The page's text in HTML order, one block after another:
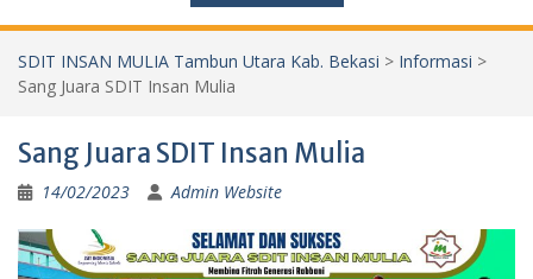
SDIT INSAN MULIA Tambun Utara Kab. Bekasi > Informasi >
Sang Juara SDIT Insan Mulia
Sang Juara SDIT Insan Mulia
14/02/2023 Admin Website